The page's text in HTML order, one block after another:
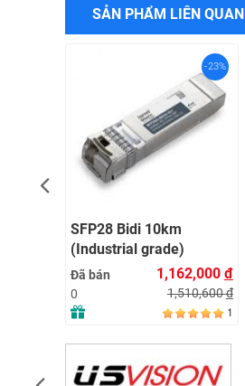
SẢN PHẨM LIÊN QUAN
-23%
SFP28 Bidi 10km
(Industrial grade)
Đã bán
0
1,162,000 đ
1,510,600đ
1